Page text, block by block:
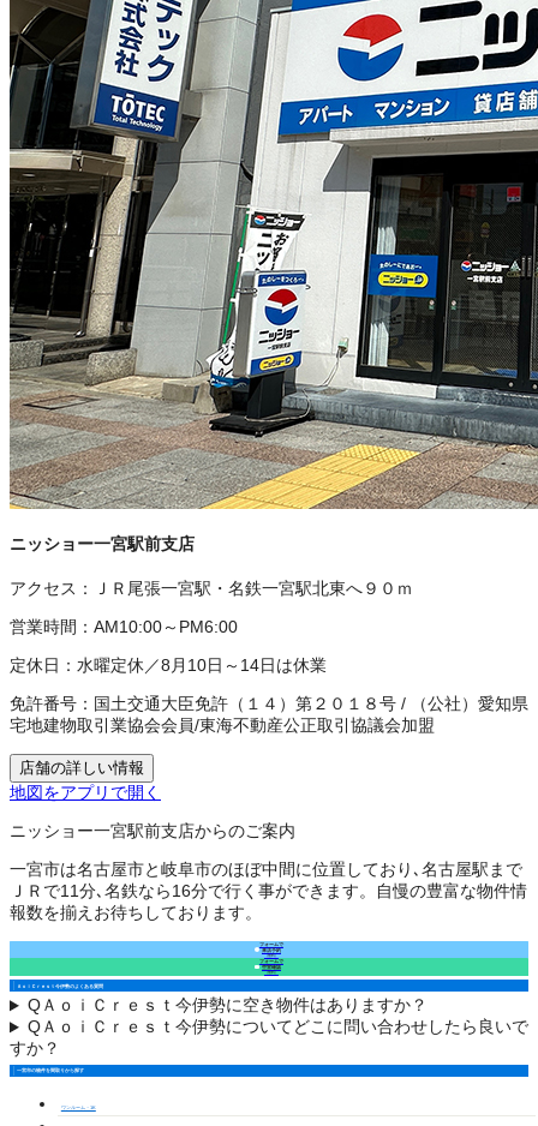
ニッショー一宮駅前支店
アクセス：
ＪＲ尾張一宮駅・名鉄一宮駅北東へ９０ｍ
営業時間： AM10:00～PM6:00
定休日： 水曜定休／8月10日～14日は休業
免許番号： 国土交通大臣免許（１４）第２０１８号 /
（公社）愛知県
宅地建物取引業協会会員/東海不動産公正取引協議会加盟
店舗の詳しい情報
地図をアプリで開く
ニッショー一宮駅前支店からのご案内
一宮市は名古屋市と岐阜市のほぼ中間に位置しており､名古屋駅まで
ＪＲで11分､名鉄なら16分で行く事ができます。自慢の豊富な物件情
報数を揃えお待ちしております。
フォームで
来店予約
（無料）
フォームで
空室確認
（無料）
ＡｏｉＣｒｅｓｔ今伊勢のよくある質問
QＡｏｉＣｒｅｓｔ今伊勢に空き物件はありますか？
QＡｏｉＣｒｅｓｔ今伊勢についてどこに問い合わせしたら良いで
すか？
一宮市の物件を間取りから探す
ワンルーム・1K